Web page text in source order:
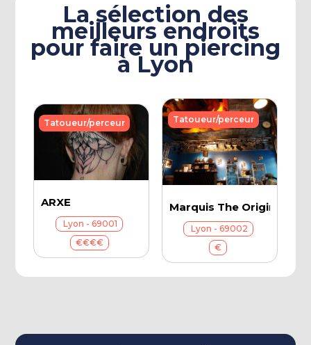
La sélection des
meilleurs endroits
pour faire un piercing
à Lyon
ARXE
Lyon - 69001
€€€€
Tatoueur/perceur
Marquis The Original
Lyon - 69002
€
Tatoueur/perceur